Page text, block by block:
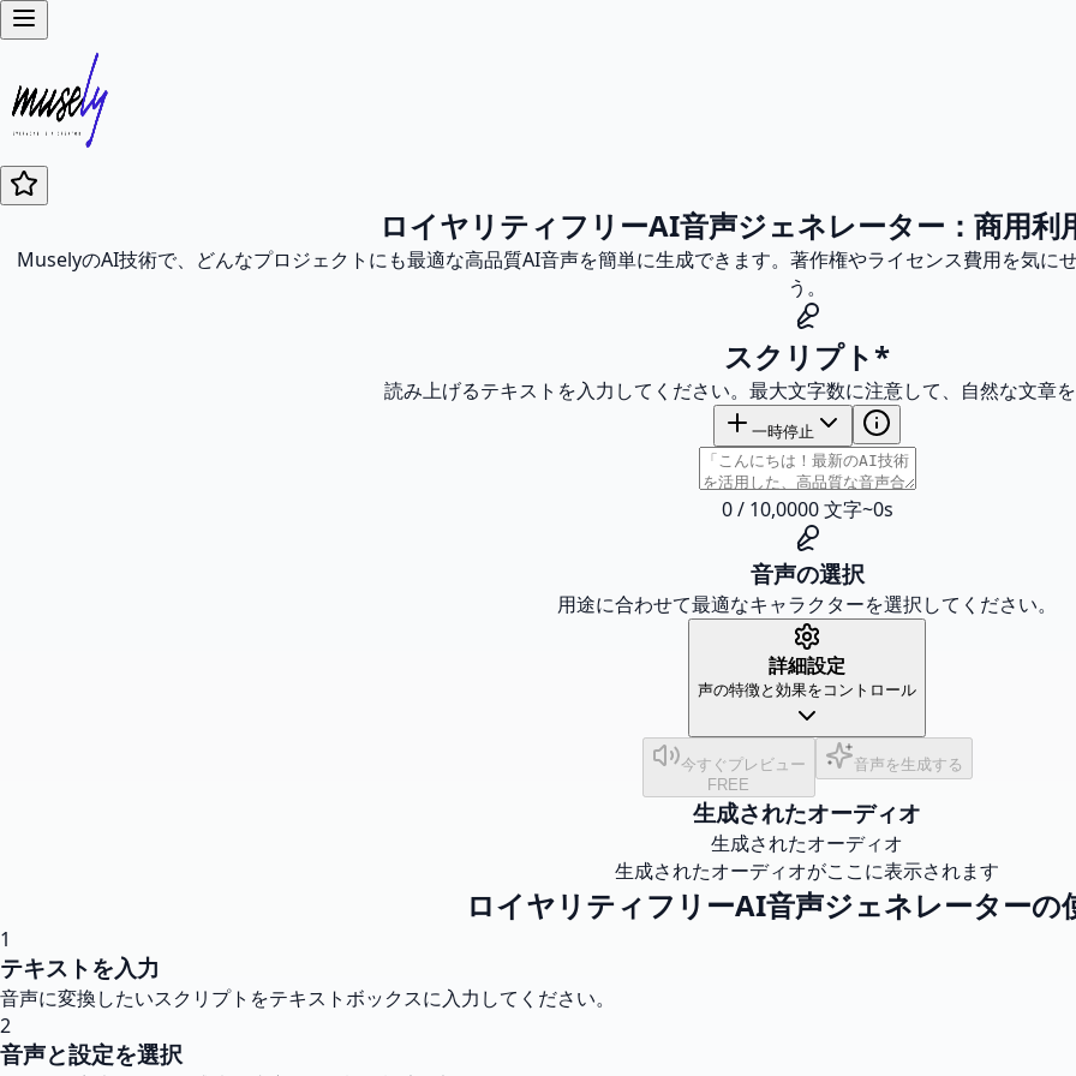
ロイヤリティフリーAI音声ジェネレーター：商用利
MuselyのAI技術で、どんなプロジェクトにも最適な高品質AI音声を簡単に生成できます。著作権やライセンス費用を気に
う。
スクリプト*
読み上げるテキストを入力してください。最大文字数に注意して、自然な文章
一時停止
0 / 10,0000 文字~0s
音声の選択
用途に合わせて最適なキャラクターを選択してください。
詳細設定
声の特徴と効果をコントロール
今すぐプレビュー
FREE
音声を生成する
生成されたオーディオ
生成されたオーディオ
生成されたオーディオがここに表示されます
ロイヤリティフリーAI音声ジェネレーターの
1
テキストを入力
音声に変換したいスクリプトをテキストボックスに入力してください。
2
音声と設定を選択